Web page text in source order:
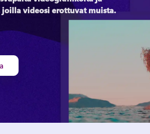
videosi erottuvat muista.